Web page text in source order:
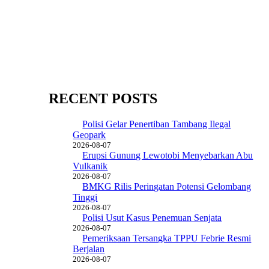
RECENT POSTS
Polisi Gelar Penertiban Tambang Ilegal
Geopark
2026-08-07
Erupsi Gunung Lewotobi Menyebarkan Abu
Vulkanik
2026-08-07
BMKG Rilis Peringatan Potensi Gelombang
Tinggi
2026-08-07
Polisi Usut Kasus Penemuan Senjata
2026-08-07
Pemeriksaan Tersangka TPPU Febrie Resmi
Berjalan
2026-08-07